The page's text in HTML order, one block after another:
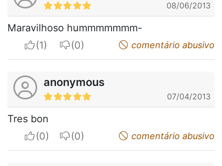
08/06/2013
Maravilhoso hummmmmmm-
I apreciateI do not appreciatecomentário abusivo
anonymous
07/04/2013
Tres bon
I apreciateI do not appreciatecomentário abusivo